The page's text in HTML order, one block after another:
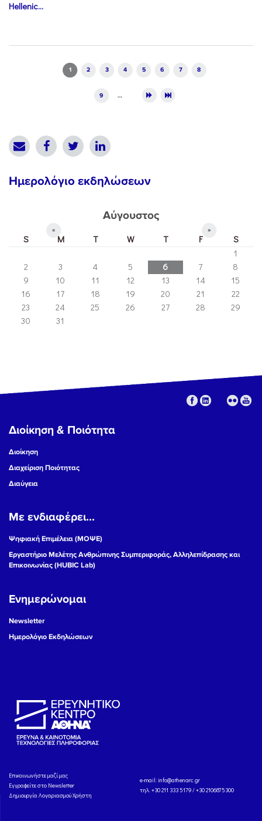
Hellenic...
1 2 3 4 5 6 7 8
9 …
Ημερολόγιο εκδηλώσεων
Αύγουστος
« »
S M T W T F
S
1
2
3 4 5 6 7
8
9
10 11 12 13 14
15
16
17 18 19 20 21
22
23
24 25 26 27 28
29
30
31
Διοίκηση & Ποιότητα
Διοίκηση
Διαχείριση Ποιότητας
Διαύγεια
Με ενδιαφέρει...
Ψηφιακή Επιμέλεια (ΜΟΨΕ)
Εργαστήριο Μελέτης Ανθρώπινης Συμπεριφοράς, Αλληλεπίδρασης και
Επικοινωνίας (HUBIC Lab)
Ενημερώνομαι
Newsletter
Ημερολόγιο Εκδηλώσεων
Eπικοινωνήστε μαζί μας
Εγγραφείτε στο Newsletter
Δημιουργία Λογαριασμού Χρήστη
e-mail: info@athenarc.gr
τηλ. +30 211 333 5179 / +30 2106875300